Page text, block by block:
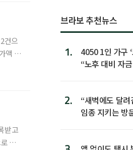
건으
액 기
받고
나
브라보 추천뉴스
1.
4050 1인 가구
“노후 대비 자
2.
“새벽에도 달
임종 지키는 방